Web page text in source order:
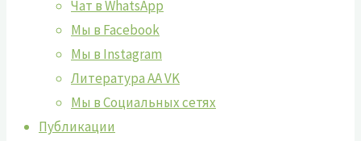
Чат в WhatsApp
Мы в Facebook
Мы в Instagram
Литература АА VK
Мы в Социальных сетях
Публикации